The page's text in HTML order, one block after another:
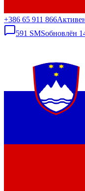
+386 65 911 866
591 SMSобновлён